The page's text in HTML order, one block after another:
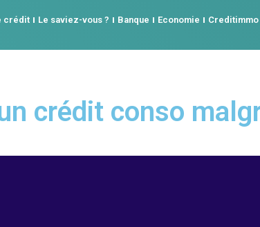
crédit Le saviez-vous ? Banque Economie
Creditimmo
crédit conso